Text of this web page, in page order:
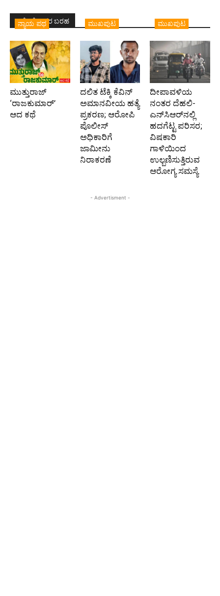
ಇದೇ ಲೇಖಕರ ಬರಹ
ನ್ಯಾಯ ಪಥ
ಮುತ್ತುರಾಜ್
‘ರಾಜಕುಮಾರ್‍’
ಆದ ಕಥೆ
ಮುಖಪುಟ
ದಲಿತ ಟೆಕ್ಕಿ ಕೆವಿನ್
ಅಮಾನವೀಯ ಹತ್ಯೆ
ಪ್ರಕರಣ; ಆರೋಪಿ
ಪೊಲೀಸ್‌
ಅಧಿಕಾರಿಗೆ
ಜಾಮೀನು
ನಿರಾಕರಣೆ
ಮುಖಪುಟ
ದೀಪಾವಳಿಯ
ನಂತರ ದೆಹಲಿ-
ಎನ್‌ಸಿಆರ್‌ನಲ್ಲಿ
ಹದಗೆಟ್ಟ ಪರಿಸರ;
ವಿಷಕಾರಿ
ಗಾಳಿಯಿಂದ
ಉಲ್ಬಣಿಸುತ್ತಿರುವ
ಆರೋಗ್ಯ ಸಮಸ್ಯೆ
- Advertisment -